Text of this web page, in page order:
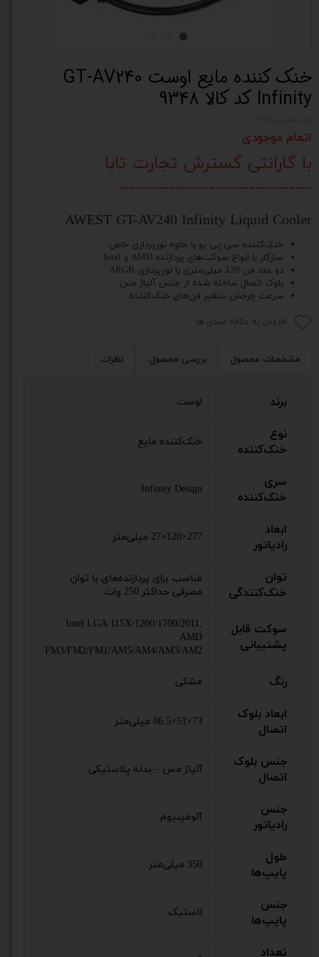
خنک کننده مایع اوست GT-AV240
Infinity کد کالا 9348
اتمام موجودی
با گارانتی گسترش تجارت تابا
----------------------------------
AWEST GT-AV240 Infinity Liquid Cooler
خنک‌کننده سی پی یو با جلوه نورپردازی خاص
سازگار با انواع سوکت‌‌های پردازنده AMD و Intel
دو عدد فن 120 میلی‌متری با نورپردازی ARGB
بلوک اتصال ساخته شده از جنس آلیاژ مس
سرعت چرخش متغیر فن‌های خنک‌کننده
افزودن به علاقه مندی ها
مشخصات محصول بررسی محصول: نظرات
برند اوست
نوع
خنک‌کننده
خنک‌کننده مایع
سری
خنک‌کننده
Infinity Design
ابعاد
رادیاتور
277×120×27 میلی‌متر
توان
خنک‌کنندگی
مناسب برای پردازنده‌های با توان
مصرفی حداکثر 250 وات
سوکت قابل
پشتیبانی
Intel LGA 115X/1200/1700/2011,
AMD
FM3/FM2/FM1/AM5/AM4/AM3/AM2
رنگ مشکی
ابعاد بلوک
اتصال
73×51×86.5 میلی‌متر
جنس بلوک
اتصال
آلیاژ مس – بدنه پلاستیکی
جنس
رادیاتور
آلومینیوم
طول
پایپ‌ها
350 میلی‌متر
جنس
پایپ‌ها
لاستیک
تعداد